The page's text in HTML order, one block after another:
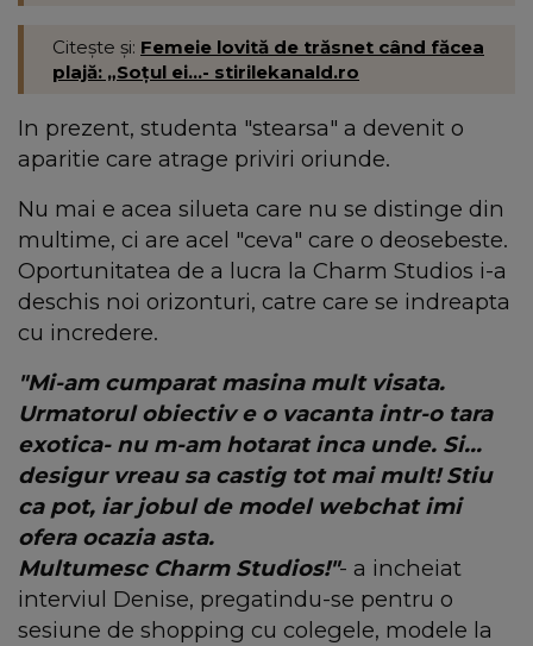
Citește și: Femeie lovită de trăsnet când făcea
plajă: „Soțul ei...- stirilekanald.ro
In prezent, studenta "stearsa" a devenit o
aparitie care atrage priviri oriunde.
Nu mai e acea silueta care nu se distinge din
multime, ci are acel "ceva" care o deosebeste.
Oportunitatea de a lucra la Charm Studios i-a
deschis noi orizonturi, catre care se indreapta
cu incredere.
"Mi-am cumparat masina mult visata.
Urmatorul obiectiv e o vacanta intr-o tara
exotica- nu m-am hotarat inca unde. Si...
desigur vreau sa castig tot mai mult! Stiu
ca pot, iar jobul de model webchat imi
ofera ocazia asta.
Multumesc Charm Studios!"- a incheiat
interviul Denise, pregatindu-se pentru o
sesiune de shopping cu colegele, modele la